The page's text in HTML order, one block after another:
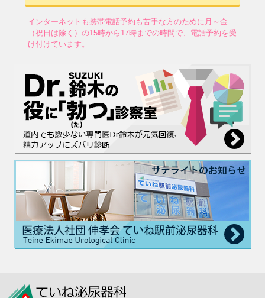
インターネットも携帯電話予約も苦手な方のために 月～金
（祝日は除く）の15時から17時までの時間で、電話予約を受
け付けています。